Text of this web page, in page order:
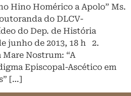
Hino Homérico a Apolo” Ms.
do DLCV-
do Dep. de História
junho de 2013, 18 h 2.
Mare Nostrum: “A
Episcopal-Ascético em
[…]